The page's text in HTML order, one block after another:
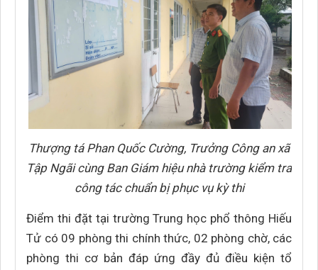
Thượng tá Phan Quốc Cường, Trưởng Công an xã
Tập Ngãi cùng Ban Giám hiệu nhà trường kiểm tra
công tác chuẩn bị phục vụ kỳ thi
Điểm thi đặt tại trường Trung học phổ thông Hiếu
Tử có 09 phòng thi chính thức, 02 phòng chờ, các
phòng thi cơ bản đáp ứng đầy đủ điều kiện tổ